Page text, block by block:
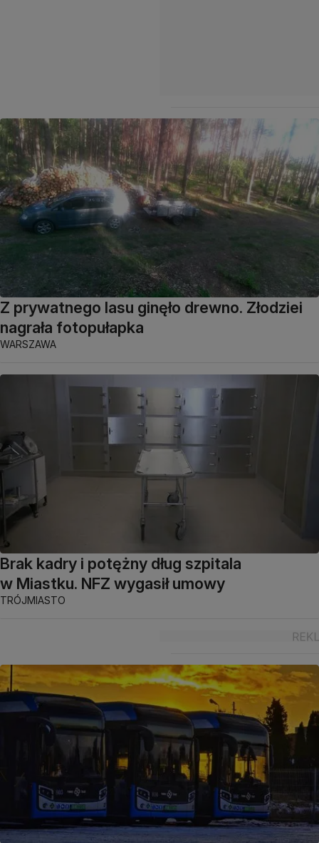
Z prywatnego lasu ginęło drewno. Złodziei
nagrała fotopułapka
WARSZAWA
Brak kadry i potężny dług szpitala
w Miastku. NFZ wygasił umowy
TRÓJMIASTO